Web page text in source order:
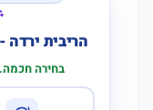
הריבית
בחירה